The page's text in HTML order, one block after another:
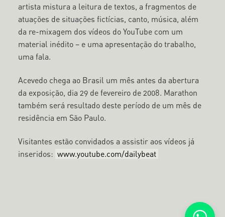
artista mistura a leitura de textos, a fragmentos de
atuações de situações fictícias, canto, música, além
da re-mixagem dos vídeos do YouTube com um
material inédito – e uma apresentação do trabalho,
uma fala.
Acevedo chega ao Brasil um mês antes da abertura
da exposição, dia 29 de fevereiro de 2008. Marathon
também será resultado deste período de um mês de
residência em São Paulo.
Visitantes estão convidados a assistir aos vídeos já
inseridos: www.youtube.com/dailybeat